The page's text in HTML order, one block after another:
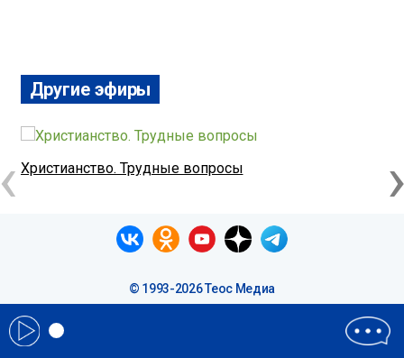
Другие эфиры
Христианство. Трудные вопросы
© 1993-2026 Теос Медиа